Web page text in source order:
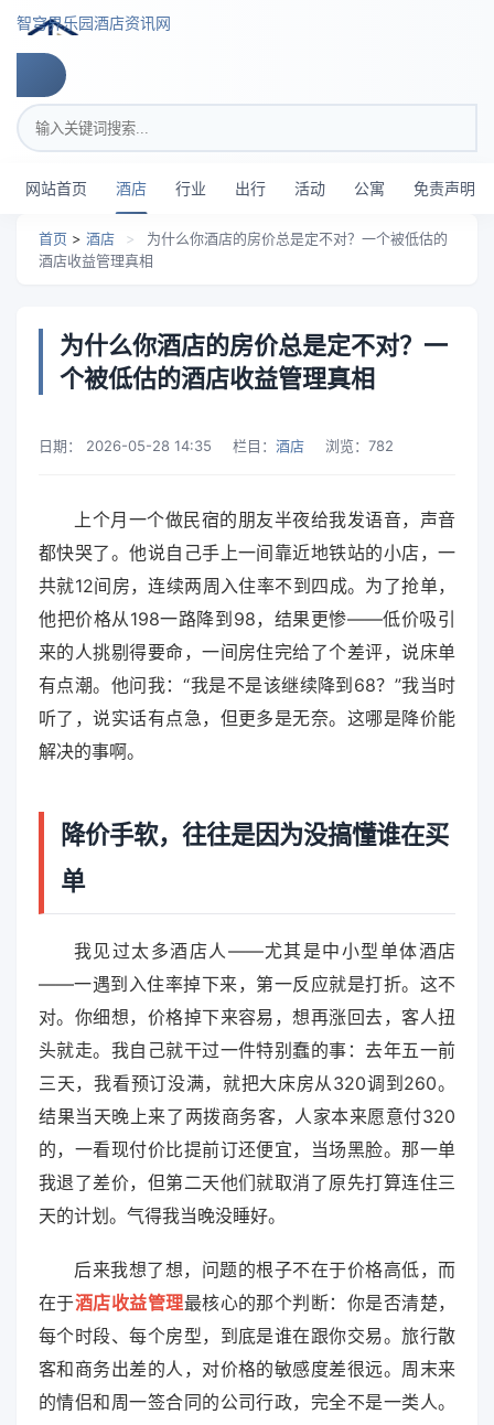
智穹界乐园酒店资讯网
搜索关键词
网站首页 酒店 行业 出行 活动 公寓 免责声明
首页 > 酒店 >
为什么你酒店的房价总是定不对？一个被低估的
酒店收益管理真相
为什么你酒店的房价总是定不对？一
个被低估的酒店收益管理真相
日期： 2026-05-28 14:35 栏目： 酒店 浏览： 782
上个月一个做民宿的朋友半夜给我发语音，声音
都快哭了。他说自己手上一间靠近地铁站的小店，一
共就12间房，连续两周入住率不到四成。为了抢单，
他把价格从198一路降到98，结果更惨——低价吸引
来的人挑剔得要命，一间房住完给了个差评，说床单
有点潮。他问我：“我是不是该继续降到68？”我当时
听了，说实话有点急，但更多是无奈。这哪是降价能
解决的事啊。
降价手软，往往是因为没搞懂谁在买
单
我见过太多酒店人——尤其是中小型单体酒店
——一遇到入住率掉下来，第一反应就是打折。这不
对。你细想，价格掉下来容易，想再涨回去，客人扭
头就走。我自己就干过一件特别蠢的事：去年五一前
三天，我看预订没满，就把大床房从320调到260。
结果当天晚上来了两拨商务客，人家本来愿意付320
的，一看现付价比提前订还便宜，当场黑脸。那一单
我退了差价，但第二天他们就取消了原先打算连住三
天的计划。气得我当晚没睡好。
后来我想了想，问题的根子不在于价格高低，而
在于酒店收益管理最核心的那个判断：你是否清楚，
每个时段、每个房型，到底是谁在跟你交易。旅行散
客和商务出差的人，对价格的敏感度差很远。周末来
的情侣和周一签合同的公司行政，完全不是一类人。